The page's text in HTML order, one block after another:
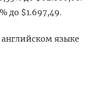
до $1.697,49.
языке